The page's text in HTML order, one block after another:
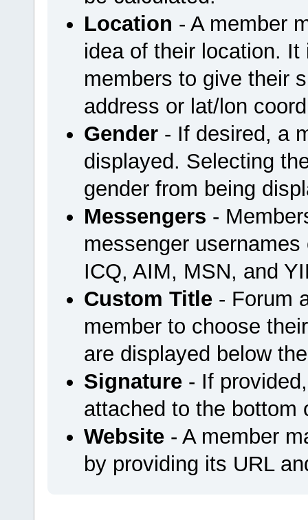
Location - A member
idea of their location.
members to give their
address or lat/lon
Gender- If desired, a
displayed. Selecting
gender from being
Messengers -
messenger
ICQ, AIM, MSN, and
Custom Title- Forum
member to choose
are displayed below
Signature- If
attached to the bottom
Website- A member
by providing its URL